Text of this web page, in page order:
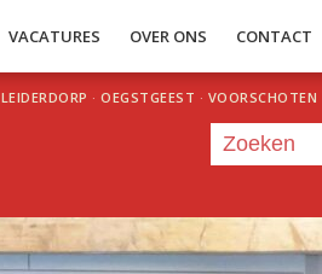
VACATURES OVER ONS CONTACT
LEIDERDORP · OEGSTGEEST · VOORSCHOTEN